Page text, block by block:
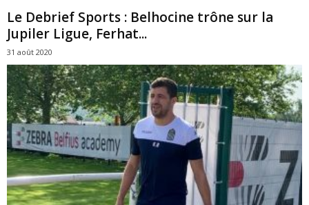
Le Debrief Sports : Belhocine trône sur la
Jupiler Ligue, Ferhat...
31 août 2020